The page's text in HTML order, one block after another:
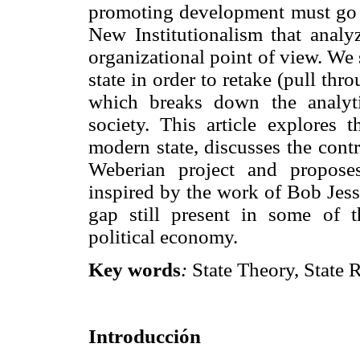
promoting development must
New Institutionalism that
organizational point of view.
state in order to retake (pull
which breaks down the
society. This article explores
modern state, discusses the
Weberian project and
inspired by the work of Bob
gap still present in some of
political economy.
Key words: State Theory, State
Introducción